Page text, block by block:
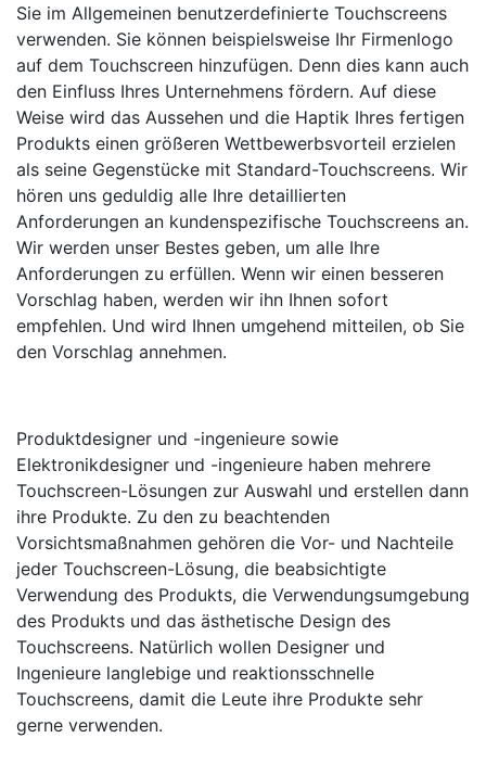
Sie im Allgemeinen benutzerdefinierte Touchscreens
verwenden. Sie können beispielsweise Ihr Firmenlogo
auf dem Touchscreen hinzufügen. Denn dies kann auch
den Einfluss Ihres Unternehmens fördern. Auf diese
Weise wird das Aussehen und die Haptik Ihres fertigen
Produkts einen größeren Wettbewerbsvorteil erzielen
als seine Gegenstücke mit Standard-Touchscreens. Wir
hören uns geduldig alle Ihre detaillierten
Anforderungen an kundenspezifische Touchscreens an.
Wir werden unser Bestes geben, um alle Ihre
Anforderungen zu erfüllen. Wenn wir einen besseren
Vorschlag haben, werden wir ihn Ihnen sofort
empfehlen. Und wird Ihnen umgehend mitteilen, ob Sie
den Vorschlag annehmen.
Produktdesigner und -ingenieure sowie
Elektronikdesigner und -ingenieure haben mehrere
Touchscreen-Lösungen zur Auswahl und erstellen dann
ihre Produkte. Zu den zu beachtenden
Vorsichtsmaßnahmen gehören die Vor- und Nachteile
jeder Touchscreen-Lösung, die beabsichtigte
Verwendung des Produkts, die Verwendungsumgebung
des Produkts und das ästhetische Design des
Touchscreens. Natürlich wollen Designer und
Ingenieure langlebige und reaktionsschnelle
Touchscreens, damit die Leute ihre Produkte sehr
gerne verwenden.